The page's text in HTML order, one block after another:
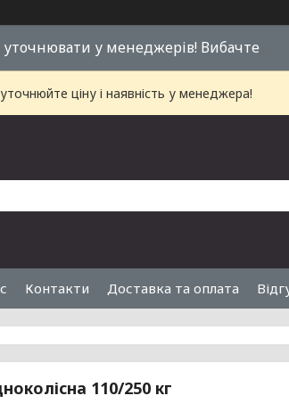
уточнювати у менеджерів! Вибачте
ціну і наявність у менеджера!
Контакти Доставка та оплата
110/250 кг